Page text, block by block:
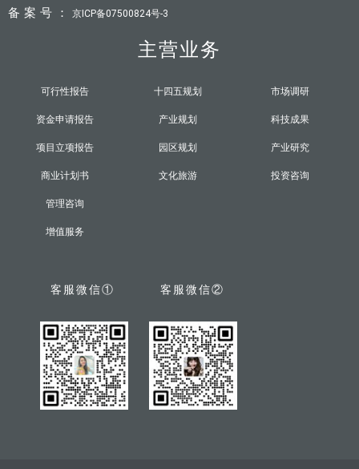
备案号： 京ICP备07500824号-3
主营业务
可行性报告
资金申请报告
项目立项报告
商业计划书
十四五规划
产业规划
园区规划
文化旅游
市场调研
科技成果
产业研究
投资咨询
管理咨询
增值服务
客服微信① 客服微信②